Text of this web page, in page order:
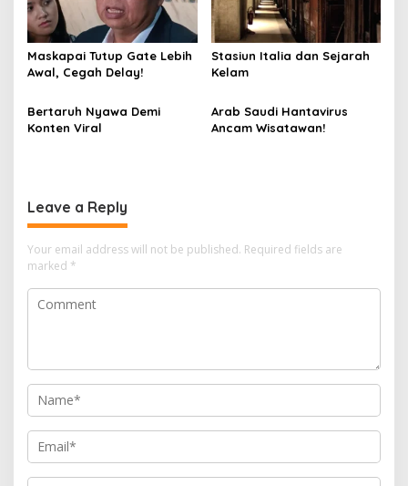
Maskapai Tutup Gate Lebih
Awal, Cegah Delay!
Stasiun Italia dan Sejarah
Kelam
Bertaruh Nyawa Demi
Konten Viral
Arab Saudi Hantavirus
Ancam Wisatawan!
Leave a Reply
Your email address will not be published. Required fields are
marked *